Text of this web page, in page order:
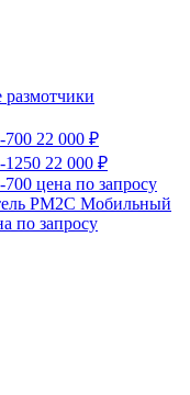
700 22 000 ₽
1250 22 000 ₽
700 цена по запросу
РМ2С Мобильный
по запросу